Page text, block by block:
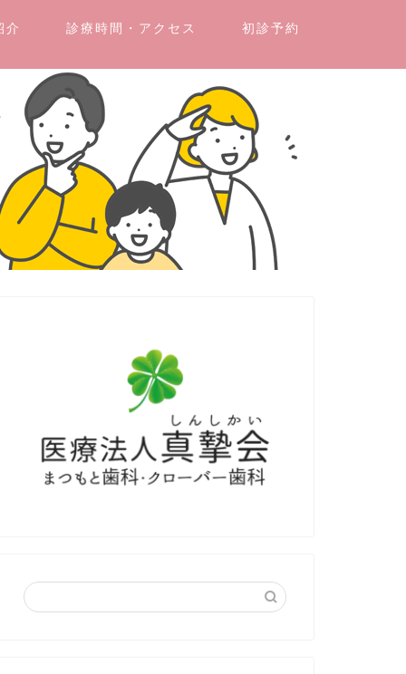
介 診療時間・アクセス 初診予約